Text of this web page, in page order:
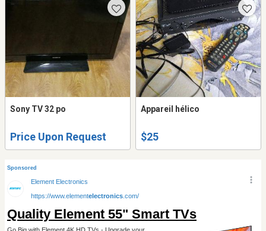
Sony TV 32 po
Price Upon Request
Appareil hélico
$25